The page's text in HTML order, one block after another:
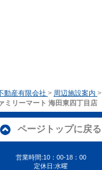
動産有限会社 > 周辺施設案内 >
ミリーマート 海田東四丁目店
ページトップに戻る
営業時間:10：00-18：00
定休日:水曜